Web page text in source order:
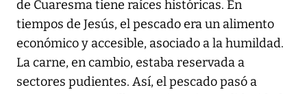
de Cuaresma tiene raíces históricas. En
tiempos de Jesús, el pescado era un alimento
económico y accesible, asociado a la humildad.
La carne, en cambio, estaba reservada a
sectores pudientes. Así, el pescado pasó a